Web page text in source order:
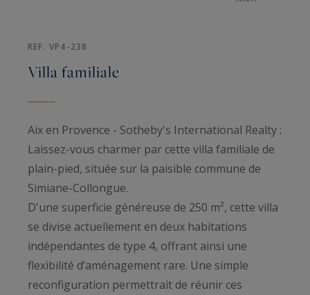
REF. VP4-238
Villa familiale
Aix en Provence - Sotheby's International Realty :
Laissez-vous charmer par cette villa familiale de
plain-pied, située sur la paisible commune de
Simiane-Collongue.
D'une superficie généreuse de 250 m², cette villa
se divise actuellement en deux habitations
indépendantes de type 4, offrant ainsi une
flexibilité d’aménagement rare. Une simple
reconfiguration permettrait de réunir ces